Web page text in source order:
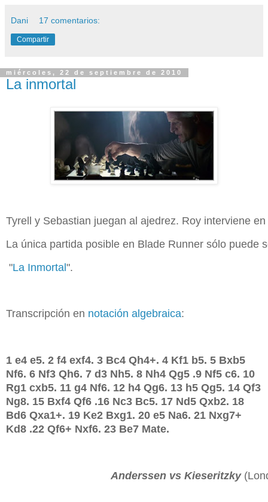
Dani 17 comentarios:
Compartir
miércoles, 22 de septiembre de 2010
La inmortal
Tyrell y Sebastian juegan al ajedrez. Roy interviene
La única partida posible en Blade Runner sólo puede
"La Inmortal".
Transcripción en notación algebraica:
1 e4 e5. 2 f4 exf4. 3 Bc4 Qh4+. 4 Kf1 b5. 5 Bxb5
Nf6. 6 Nf3 Qh6. 7 d3 Nh5. 8 Nh4 Qg5 .9 Nf5 c6. 10
Rg1 cxb5. 11 g4 Nf6. 12 h4 Qg6. 13 h5 Qg5. 14 Qf3
Ng8. 15 Bxf4 Qf6 .16 Nc3 Bc5. 17 Nd5 Qxb2. 18
Bd6 Qxa1+. 19 Ke2 Bxg1. 20 e5 Na6. 21 Nxg7+
Kd8 .22 Qf6+ Nxf6. 23 Be7 Mate.
Anderssen vs Kieseritzky